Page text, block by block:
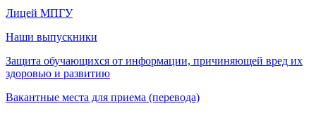
Лицей МПГУ
Наши выпускники
Защита обучающихся от информации, причиняющей вред их
здоровью и развитию
Вакантные места для приема (перевода)